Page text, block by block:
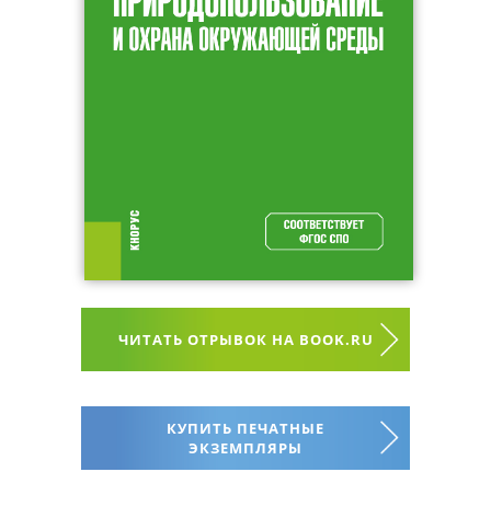
ЧИТАТЬ ОТРЫВОК НА BOOK.RU
КУПИТЬ ПЕЧАТНЫЕ
ЭКЗЕМПЛЯРЫ